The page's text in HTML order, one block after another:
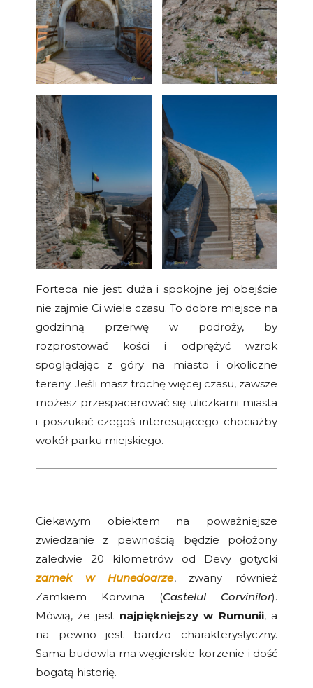
Forteca nie jest duża i spokojne jej obejście
nie zajmie Ci wiele czasu. To dobre miejsce na
godzinną przerwę w podroży, by
rozprostować kości i odprężyć wzrok
spoglądając z góry na miasto i okoliczne
tereny. Jeśli masz trochę więcej czasu, zawsze
możesz przespacerować się uliczkami miasta
i poszukać czegoś interesującego chociażby
wokół parku miejskiego.
Ciekawym obiektem na poważniejsze
zwiedzanie z pewnością będzie położony
zaledwie 20 kilometrów od Devy gotycki
zamek w Hunedoarze, zwany również
Zamkiem Korwina (Castelul Corvinilor).
Mówią, że jest najpiękniejszy w Rumunii, a
na pewno jest bardzo charakterystyczny.
Sama budowla ma węgierskie korzenie i dość
bogatą historię.